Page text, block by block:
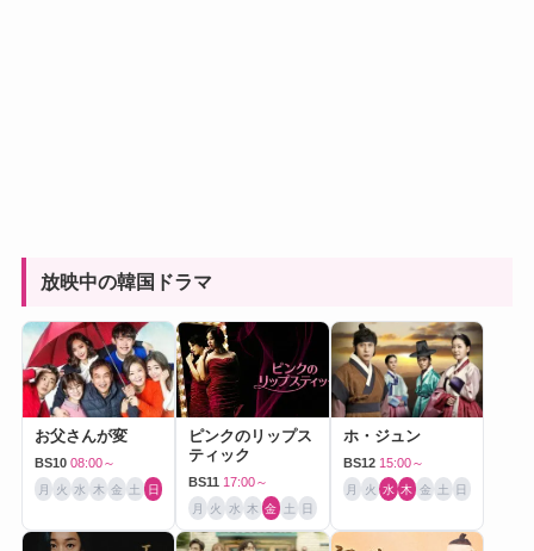
放映中の韓国ドラマ
お父さんが変
BS10 08:00～
月 火 水 木 金 土 日
ピンクのリップス
ティック
BS11 17:00～
月 火 水 木 金 土 日
ホ・ジュン
BS12 15:00～
月 火 水 木 金 土 日